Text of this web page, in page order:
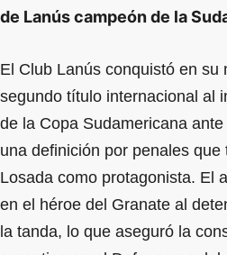
de Lanús campeón de la
El Club Lanús conquistó en su
segundo título internacional al
de la Copa Sudamericana
una definición por penales que
Losada como protagonista. El
en el héroe del Granate al
la tanda, lo que aseguró la